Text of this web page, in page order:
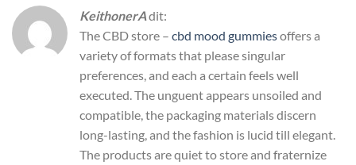
KeithonerAdit:
The CBD store – cbd mood gummiesoffers a
variety of formats that please singular
preferences, and each a certain feels well
executed. The unguent appears unsoiled and
compatible, the packaging materials discern
long-lasting, and the fashion is lucid till elegant.
The products are quiet to store and fraternize